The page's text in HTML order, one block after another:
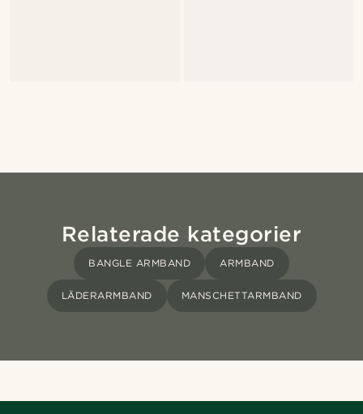
Relaterade kategorier
BANGLE ARMBAND ARMBAND
LÄDERARMBAND MANSCHETTARMBAND